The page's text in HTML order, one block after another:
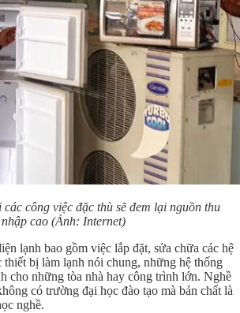
công việc đặc thù sẽ đem lại nguồn thu
nhập cao (Ảnh: Internet)
lạnh bao gồm việc lắp đặt, sửa chữa các hệ
thiết bị làm lạnh nói chung, những hệ thống
cho những tòa nhà hay công trình lớn. Nghề
có trường đại học đào tạo mà bản chất là
nghề.